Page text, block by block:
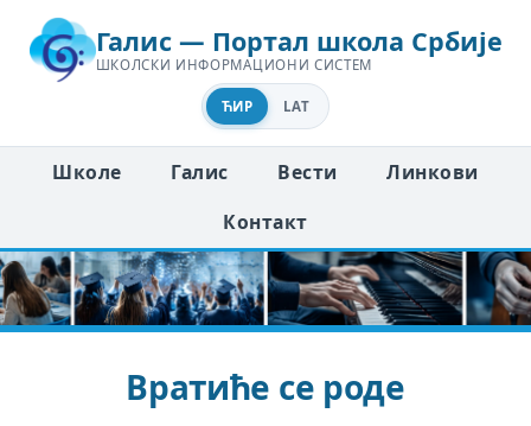
Галис — Портал школа Србије
ШКОЛСКИ ИНФОРМАЦИОНИ СИСТЕМ
ЋИР LAT
Школе Галис Вести
Линкови
Контакт
Вратиће се роде